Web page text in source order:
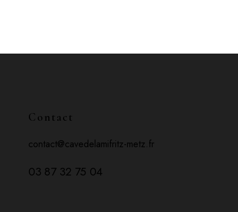
Contact
contact@cavedelamifritz-metz.fr
03 87 32 75 04